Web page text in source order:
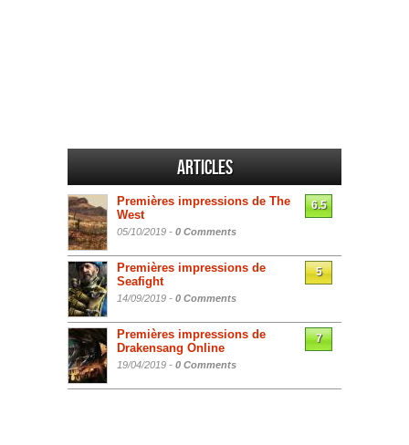
Articles
Premières impressions de The
West
05/10/2019 - 0 Comments
6.5
Premières impressions de
Seafight
14/09/2019 - 0 Comments
5
Premières impressions de
Drakensang Online
19/04/2019 - 0 Comments
7